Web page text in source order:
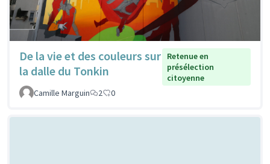
De la vie et des couleurs sur
la dalle du Tonkin
Retenue en
présélection
citoyenne
Camille Marguin
2 0